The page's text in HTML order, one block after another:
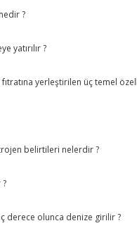
?
yatırılır ?
yerleştirilen üç temel
belirtileri nelerdir ?
derece olunca denize girilir ?